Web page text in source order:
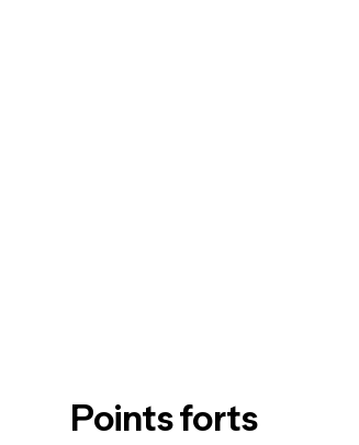
Points forts